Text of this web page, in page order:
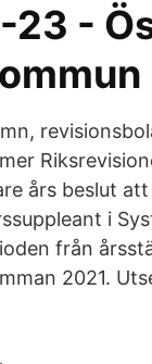
-
års beslut
i
från
2021.